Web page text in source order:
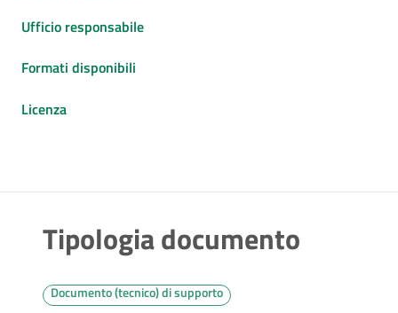
Ufficio responsabile
Formati disponibili
Licenza
Tipologia documento
Documento (tecnico) di supporto